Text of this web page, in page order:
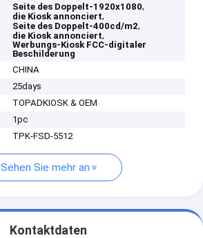
Seite des Doppelt-1920x1080,
die Kiosk annonciert,
Seite des Doppelt-400cd/m2,
die Kiosk annonciert,
Werbungs-Kiosk FCC-digitaler
Beschilderung
CHINA
25days
TOPADKIOSK & OEM
1pc
TPK-FSD-5512
Sehen Sie mehr an
Kontaktdaten